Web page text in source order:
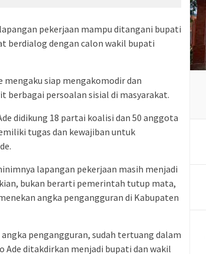
pekerjaan mampu ditangani bupati
berdialog dengan calon wakil bupati
siap mengakomodir dan
berbagai persoalan sisial di masyarakat.
didikung 18 partai koalisi dan 50 anggota
tugas dan kewajiban untuk
lapangan pekerjaan masih menjadi
bukan berarti pemerintah tutup mata,
angka pengangguran di Kabupaten
pengangguran, sudah tertuang dalam
Ade ditakdirkan menjadi bupati dan wakil